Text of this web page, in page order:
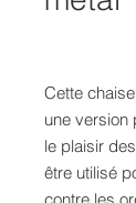
Cette
une version
le plaisir
être utilisé